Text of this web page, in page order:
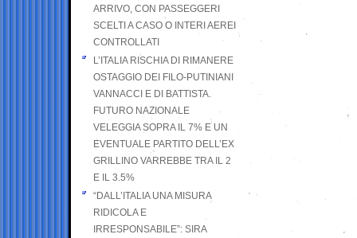
ARRIVO, CON PASSEGGERI
SCELTI A CASO O INTERI AEREI
CONTROLLATI
L’ITALIA RISCHIA DI RIMANERE
OSTAGGIO DEI FILO-PUTINIANI
VANNACCI E DI BATTISTA.
FUTURO NAZIONALE
VELEGGIA SOPRA IL 7% E UN
EVENTUALE PARTITO DELL’EX
GRILLINO VARREBBE TRA IL 2
E IL 3.5%
“DALL’ITALIA UNA MISURA
RIDICOLA E
IRRESPONSABILE”: SIRA